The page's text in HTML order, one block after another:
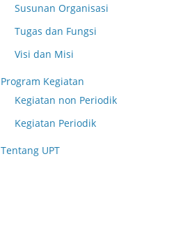
Susunan Organisasi
Tugas dan Fungsi
Visi dan Misi
Program Kegiatan
Kegiatan non Periodik
Kegiatan Periodik
Tentang UPT